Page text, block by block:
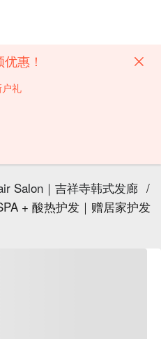
惠！
礼
Salon｜吉祥寺韩式发廊 /
+ 酸热护发｜赠居家护发